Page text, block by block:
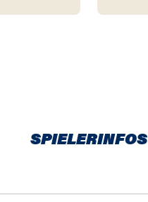
SPIELERINFOS